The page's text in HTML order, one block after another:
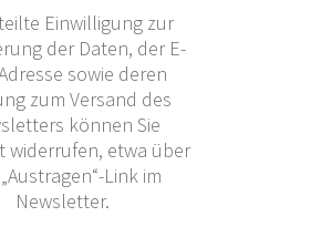
Einwilligung zur
der Daten, der E-
sowie deren
zum Versand des
können Sie
widerrufen, etwa über
Link im
Newsletter.